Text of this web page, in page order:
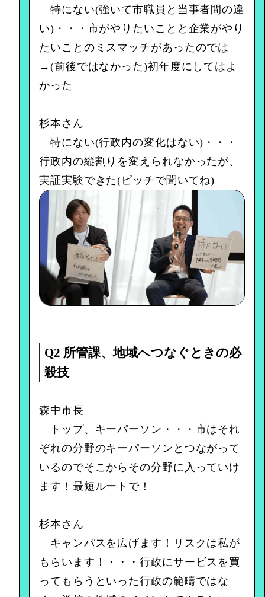
特にない(強いて市職員と当事者間の違
い)・・・市がやりたいことと企業がやり
たいことのミスマッチがあったのでは
→(前後ではなかった)初年度にしてはよ
かった
杉本さん
特にない(行政内の変化はない)・・・
行政内の縦割りを変えられなかったが、
実証実験できた(ピッチで聞いてね)
Q2 所管課、地域へつなぐときの必
殺技
森中市長
トップ、キーパーソン・・・市はそれ
ぞれの分野のキーパーソンとつながって
いるのでそこからその分野に入っていけ
ます！最短ルートで！
杉本さん
キャンパスを広げます！リスクは私が
もらいます！・・・行政にサービスを買
ってもらうといった行政の範疇ではな